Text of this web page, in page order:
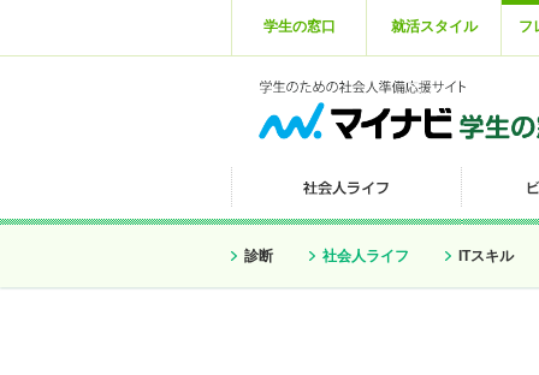
学生の窓口 就活スタイル フ
診断 社会人ライフ ITスキル